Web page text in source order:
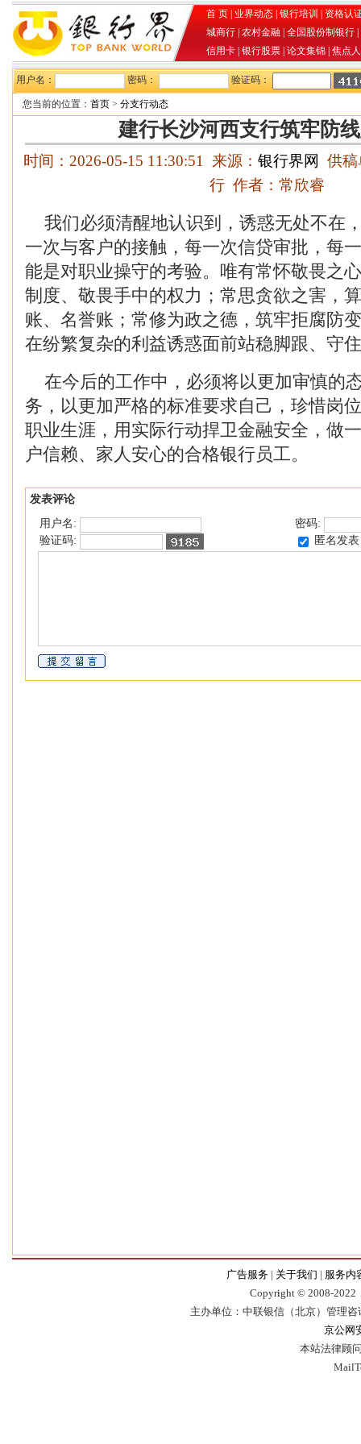
首 页 业界动态 银行培训
资格认
城商行 农村金融 全国股份制银行
信用卡 银行股票 论文集锦 焦点
用户名： 密码： 验证码：
您当前的位置： 首页 > 分支行动态
建行长沙河西支行筑牢防
时间：2026-05-15 11:30:51 来源： 银行界网
供
行 作者：常欣睿
我们必须清醒地认识到，诱惑无处不在
一次与客户的接触，每一次信贷审批，每
能是对职业操守的考验。唯有常怀敬畏之
制度、敬畏手中的权力；常思贪欲之害，
账、名誉账；常修为政之德，筑牢拒腐防
在纷繁复杂的利益诱惑面前站稳脚跟、守
在今后的工作中，必须将以更加审慎的
务，以更加严格的标准要求自己，珍惜岗
职业生涯，用实际行动捍卫金融安全，做
户信赖、家人安心的合格银行员工。
发表评论
用户名:
密码:
验证码:
匿名发表
广告服务 | 关于我们 | 服务内
Copyright © 2008-2022
主办单位：中联银信（北京）管理
京公网
本站法律顾